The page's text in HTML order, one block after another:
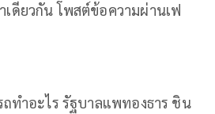
ดียวกัน โพสต์ข้อความผ่านเฟ
ถทำอะไร รัฐบาลแพทองธาร ชิน